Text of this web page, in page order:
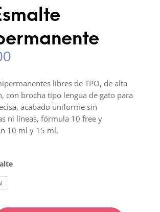
libres de TPO, de alta
con brocha tipo lengua de gato para
acabado uniforme sin
ni líneas, fórmula 10 free y
10 ml y 15 ml.